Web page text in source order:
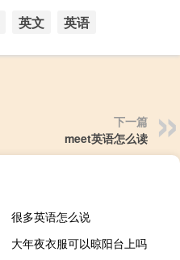
英文 英语
下一篇
meet英语怎么读
很多英语怎么说
大年夜衣服可以晾阳台上吗